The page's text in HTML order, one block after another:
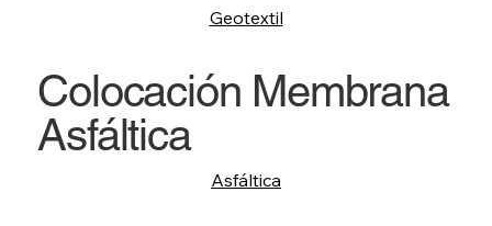
Geotextil
Colocación Membrana
Asfáltica
Asfáltica